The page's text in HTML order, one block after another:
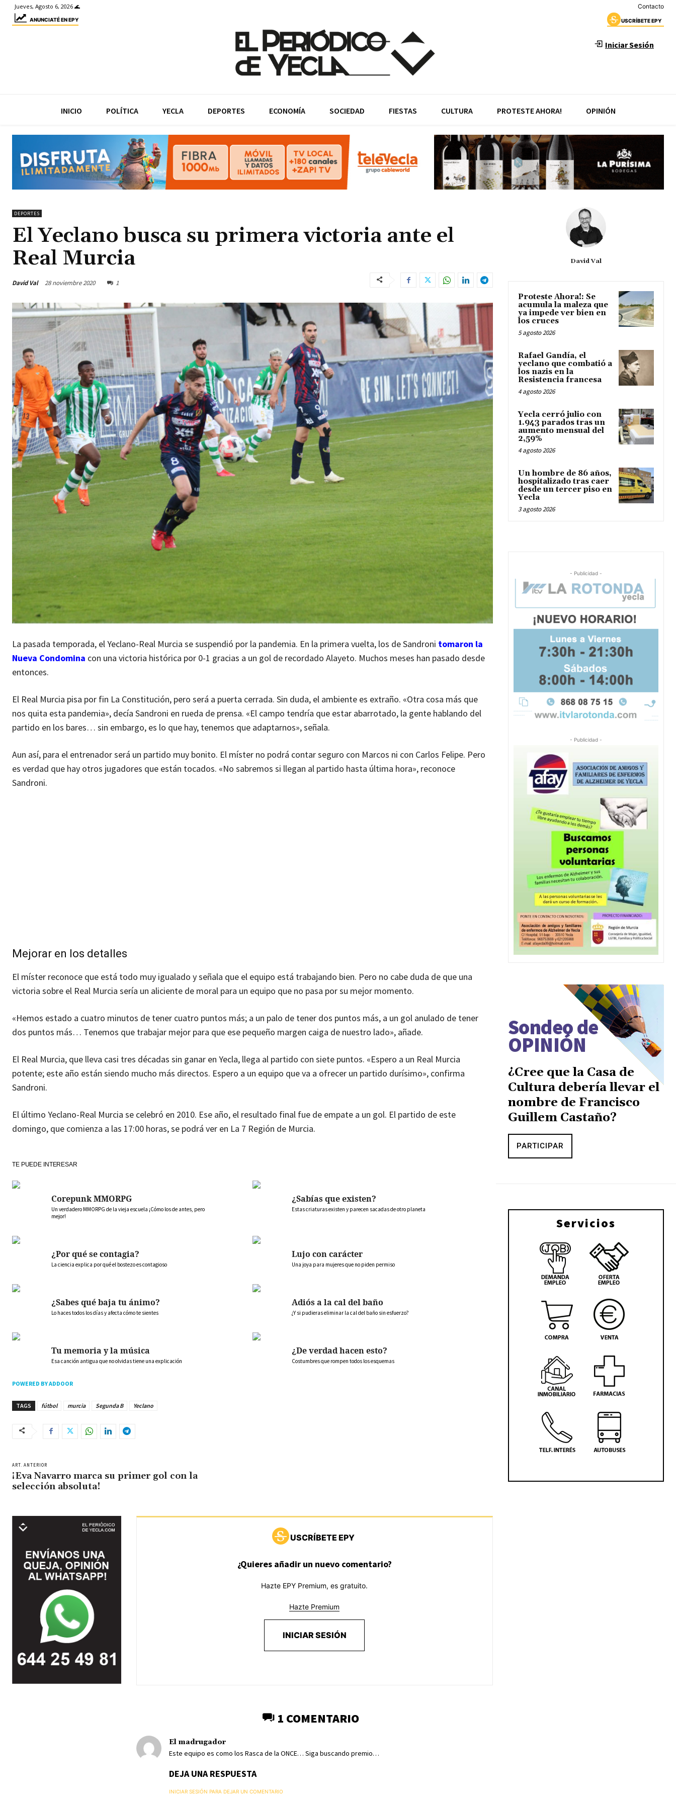
Jueves, Agosto 6, 2026 🌊 Contacto
ANUNCIATÉ EN EPY USCRÍBETE EPY
Iniciar Sesión
INICIO POLÍTICA YECLA DEPORTES ECONOMÍA SOCIEDAD FIESTAS CULTURA PROTESTE AHORA! OPINIÓN
DEPORTES
El Yeclano busca su primera victoria ante el
Real Murcia
David Val 28 noviembre 2020 1
La pasada temporada, el Yeclano-Real Murcia se suspendió por la pandemia. En la primera vuelta, los de Sandroni tomaron la
Nueva Condomina con una victoria histórica por 0-1 gracias a un gol de recordado Alayeto. Muchos meses han pasado desde
entonces.
El Real Murcia pisa por fin La Constitución, pero será a puerta cerrada. Sin duda, el ambiente es extraño. «Otra cosa más que
nos quita esta pandemia», decía Sandroni en rueda de prensa. «El campo tendría que estar abarrotado, la gente hablando del
partido en los bares… sin embargo, es lo que hay, tenemos que adaptarnos», señala.
Aun así, para el entrenador será un partido muy bonito. El míster no podrá contar seguro con Marcos ni con Carlos Felipe. Pero
es verdad que hay otros jugadores que están tocados. «No sabremos si llegan al partido hasta última hora», reconoce
Sandroni.
Mejorar en los detalles
El míster reconoce que está todo muy igualado y señala que el equipo está trabajando bien. Pero no cabe duda de que una
victoria sobre el Real Murcia sería un aliciente de moral para un equipo que no pasa por su mejor momento.
«Hemos estado a cuatro minutos de tener cuatro puntos más; a un palo de tener dos puntos más, a un gol anulado de tener
dos puntos más… Tenemos que trabajar mejor para que ese pequeño margen caiga de nuestro lado», añade.
El Real Murcia, que lleva casi tres décadas sin ganar en Yecla, llega al partido con siete puntos. «Espero a un Real Murcia
potente; este año están siendo mucho más directos. Espero a un equipo que va a ofrecer un partido durísimo», confirma
Sandroni.
El último Yeclano-Real Murcia se celebró en 2010. Ese año, el resultado final fue de empate a un gol. El partido de este
domingo, que comienza a las 17:00 horas, se podrá ver en La 7 Región de Murcia.
TE PUEDE INTERESAR
Corepunk MMORPG
Un verdadero MMORPG de la vieja escuela ¡Cómo los de antes, pero
mejor!
¿Sabías que existen?
Estas criaturas existen y parecen sacadas de otro planeta
¿Por qué se contagia?
La ciencia explica por qué el bostezo es contagioso
Lujo con carácter
Una joya para mujeres que no piden permiso
¿Sabes qué baja tu ánimo?
Lo haces todos los días y afecta cómo te sientes
Adiós a la cal del baño
¿Y si pudieras eliminar la cal del baño sin esfuerzo?
Tu memoria y la música
Esa canción antigua que no olvidas tiene una explicación
¿De verdad hacen esto?
Costumbres que rompen todos los esquemas
POWERED BY ADDOOR
TAGS fútbol murcia Segunda B Yeclano
ART. ANTERIOR
¡Eva Navarro marca su primer gol con la
selección absoluta!
USCRÍBETE EPY
¿Quieres añadir un nuevo comentario?
Hazte EPY Premium, es gratuito.
Hazte Premium
INICIAR SESIÓN
1 COMENTARIO
El madrugador
Este equipo es como los Rasca de la ONCE… Siga buscando premio…
DEJA UNA RESPUESTA
INICIAR SESIÓN PARA DEJAR UN COMENTARIO
David Val
Proteste Ahora!: Se
acumula la maleza que
ya impede ver bien en
los cruces
5 agosto 2026
Rafael Gandía, el
yeclano que combatió a
los nazis en la
Resistencia francesa
4 agosto 2026
Yecla cerró julio con
1.943 parados tras un
aumento mensual del
2,59%
4 agosto 2026
Un hombre de 86 años,
hospitalizado tras caer
desde un tercer piso en
Yecla
3 agosto 2026
- Publicidad -
- Publicidad -
Sondeo de
OPINIÓN
¿Cree que la Casa de
Cultura debería llevar el
nombre de Francisco
Guillem Castaño?
PARTICIPAR
Servicios